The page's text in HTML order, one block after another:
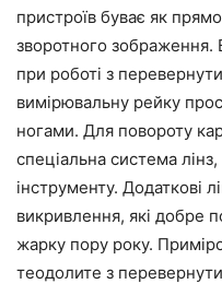
пристроїв буває як
зворотного
при роботі з
вимірювальну рейку
ногами. Для повороту
спеціальна система
інструменту. Додаткові
викривлення, які добре
жарку пору року.
теодолите з